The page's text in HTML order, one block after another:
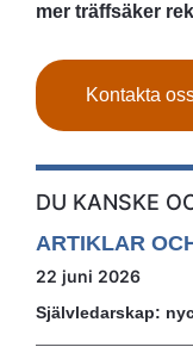
mer träffsäker
Kontakta
DU KANSKE
ARTIKLAR
22 juni 2026
Självledarskap: